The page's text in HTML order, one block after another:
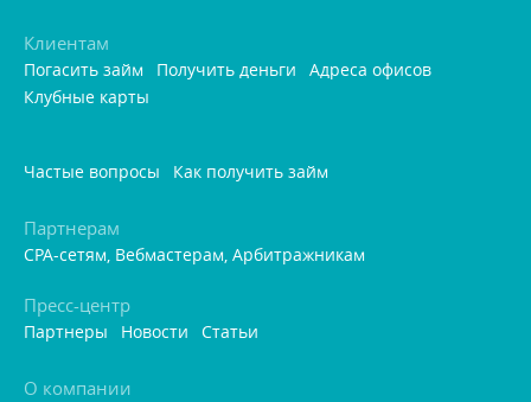
Клиентам
Погасить займ Получить деньги
Адреса офисо
Клубные карты
Частые вопросы Как получить займ
Партнерам
CPA-сетям, Вебмастерам, Арбитражникам
Пресс-центр
Партнеры Новости Статьи
О компании